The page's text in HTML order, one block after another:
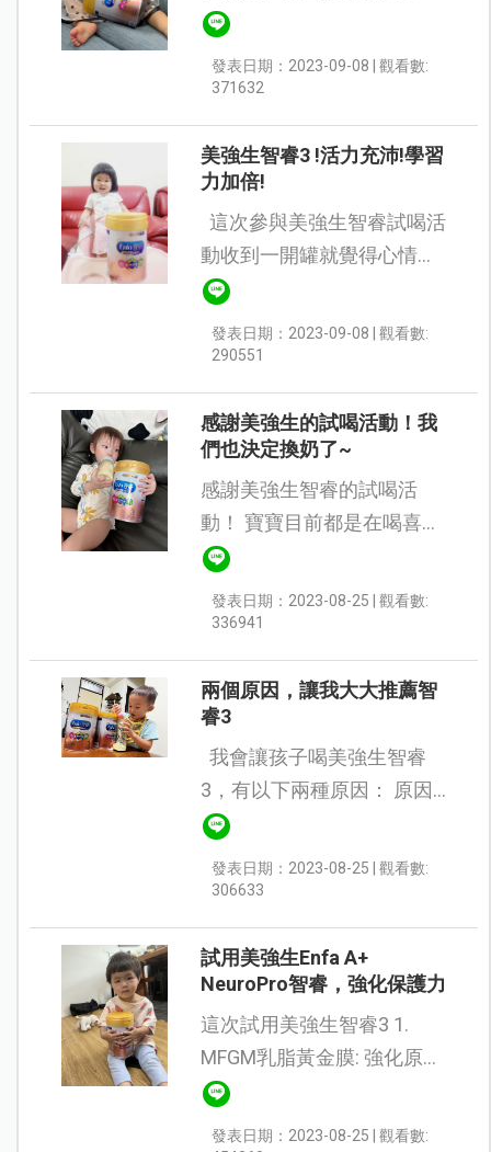
小樹班， 成為老師口中的小
姐姐， 除了活動力越來越旺
盛，對各種事物充滿好奇
發表日期：2023-09-08 | 觀看數:
371632
美強生智睿3 !活力充沛!學習
力加倍!
動收到一開罐就覺得心情大
好~ 因為一打開就先看到湯
匙跟湯匙的家，不需要從中
挖寶尋找湯匙，使用完後不
發表日期：2023-09-08 | 觀看數:
290551
感謝美強生的試喝活動！我
們也決定換奶了~
感謝美強生智睿的試喝活
動！ 寶寶目前都是在喝喜X
或者X治奶粉。藉由這次活
動我們來試喝了美強生的智
睿3成長配方。 先來說說瓶
發表日期：2023-08-25 | 觀看數:
336941
兩個原因，讓我大大推薦智
睿3
3，有以下兩種原因： 原因
1: 孩子本身常常便便不順加
上消化不太好，於是找了各
種品牌，最後找到了美強生
發表日期：2023-08-25 | 觀看數:
306633
試用美強生Enfa A+
NeuroPro智睿，強化保護力
這次試用美強生智睿3 1️.
MFGM乳脂黃金膜: 強化原生
保護力 蘊含200種以上的珍
稀營養素 MFGM+DHA 保護
發表日期：2023-08-25 | 觀看數: